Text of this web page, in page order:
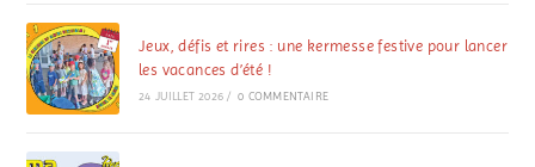
Jeux, défis et rires : une kermesse festive pour lancer
les vacances d’été !
24 JUILLET 2026 / 0 COMMENTAIRE